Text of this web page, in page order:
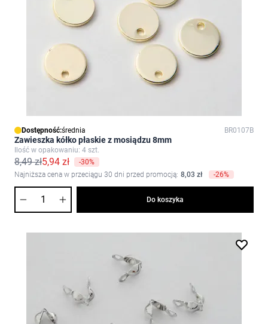
Dostępność:średnia BR0107B
Zawieszka kółko płaskie z mosiądzu 8mm
Ilość w opakowaniu: 4 szt.
8,49 zł5,94 zł
-30%
Najniższa cena w przeciągu 30 dni przed promocją: 8,03 zł -26%
Do koszyka